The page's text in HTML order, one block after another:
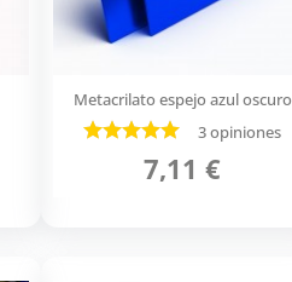
Metacrilato espejo azul oscuro
3 opiniones
7,11 €